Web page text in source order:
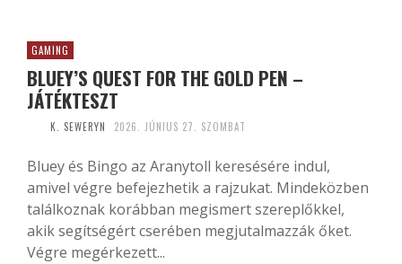
GAMING
BLUEY’S QUEST FOR THE GOLD PEN –
JÁTÉKTESZT
K. SEWERYN 2026. JÚNIUS 27. SZOMBAT
Bluey és Bingo az Aranytoll keresésére indul,
amivel végre befejezhetik a rajzukat. Mindeközben
találkoznak korábban megismert szereplőkkel,
akik segítségért cserében megjutalmazzák őket.
Végre megérkezett...